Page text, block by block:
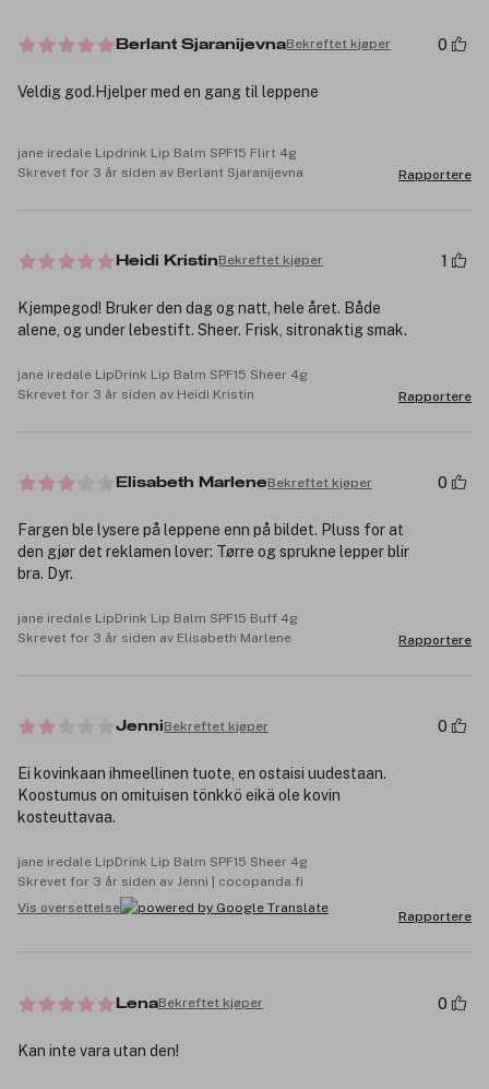
Berlant SjaranijevnaBekreftet kjøper 0
Veldig god.Hjelper med en gang til leppene
jane iredale Lipdrink Lip Balm SPF15 Flirt 4g
Skrevet for 3 år siden av Berlant Sjaranijevna
Rapportere
Heidi KristinBekreftet kjøper 1
Kjempegod! Bruker den dag og natt, hele året. Både
alene, og under lebestift. Sheer. Frisk, sitronaktig smak.
jane iredale LipDrink Lip Balm SPF15 Sheer 4g
Skrevet for 3 år siden av Heidi Kristin
Rapportere
Elisabeth MarleneBekreftet kjøper 0
Fargen ble lysere på leppene enn på bildet. Pluss for at
den gjør det reklamen lover: Tørre og sprukne lepper blir
bra. Dyr.
jane iredale LipDrink Lip Balm SPF15 Buff 4g
Skrevet for 3 år siden av Elisabeth Marlene
Rapportere
JenniBekreftet kjøper 0
Ei kovinkaan ihmeellinen tuote, en ostaisi uudestaan.
Koostumus on omituisen tönkkö eikä ole kovin
kosteuttavaa.
jane iredale LipDrink Lip Balm SPF15 Sheer 4g
Skrevet for 3 år siden av Jenni | cocopanda.fi
Vis oversettelse
Rapportere
LenaBekreftet kjøper 0
Kan inte vara utan den!